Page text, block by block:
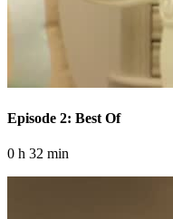
Episode 2: Best Of
0 h 32 min